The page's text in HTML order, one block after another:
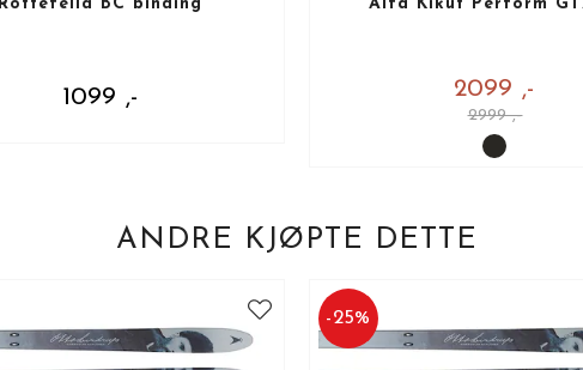
Rottefella BC binding
1099 ,-
Alfa Kikut Perform
2099 ,-
2999 ,-
ANDRE KJØPTE DETTE
-25%